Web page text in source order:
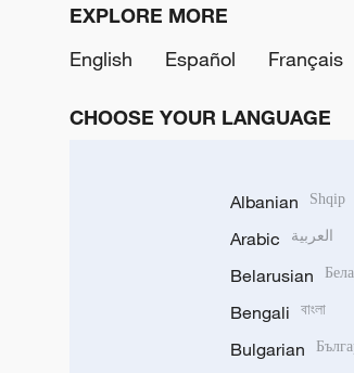
EXPLORE MORE
English
Español Français
CHOOSE YOUR LANGUAGE
Albanian Shqip
Arabic العربية
Belarusian
Bengali বাংলা
Bulgarian